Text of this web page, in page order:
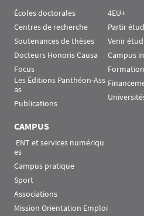
Écoles doctorales
Centres de recherche
Soutenances de thèses
Docteurs Honoris Causa
Focus
Les Éditions Panthéon-Ass
as
Publications
4EU+
Partir
Venir
Campus
CAMPUS
es
Campus pratique
Sport
Associations
Mission Orientation Emploi